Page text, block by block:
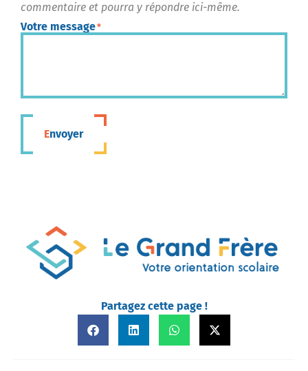
commentaire et pourra y répondre ici-même.
Votre message*
Envoyer
Partagez cette page !